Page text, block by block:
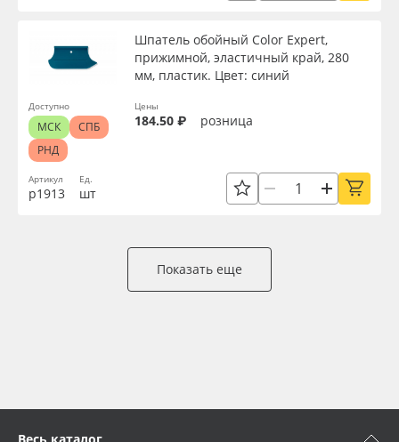
Артикул
р1913
Шпатель обойный Color Expert,
прижимной, эластичный край, 280
мм, пластик. Цвет: синий
Ед.
шт
Цены
184.50 ₽ розница
Доступно
МСК
СПБ
РНД
Показать еще